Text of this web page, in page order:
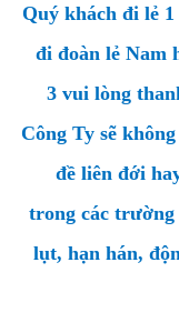
Quý khách đi lẻ
đi đoàn lẻ Nam
3 vui lòng
Công Ty sẽ
đề liên đới
trong các
lụt, hạn hán,